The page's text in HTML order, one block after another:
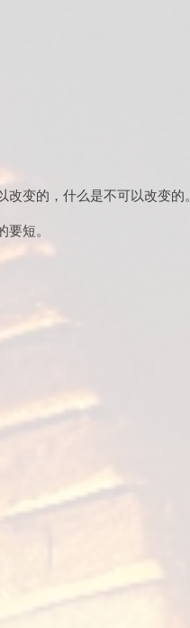
变的，什么是不可以改变的。
短。